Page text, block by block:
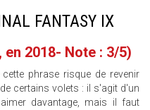
FANTASY IX
2018- Note : 3/5)
phrase risque de revenir
certains volets : il s'agit d'un
davantage, mais il faut